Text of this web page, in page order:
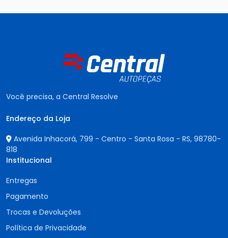
Você precisa, a Central Resolve
Endereço da Loja
Avenida Inhacorá, 799 - Centro - Santa Rosa - RS, 98780-
818
Institucional
Entregas
Pagamento
Trocas e Devoluções
Política de Privacidade